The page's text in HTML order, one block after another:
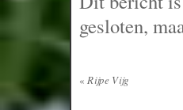
gesloten,
« Rijpe Vijg